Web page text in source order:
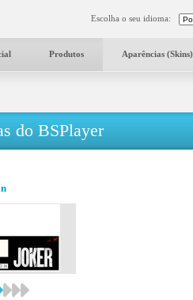
Escolha o seu idioma:
Produtos Aparências (Skins)
do BSPlayer